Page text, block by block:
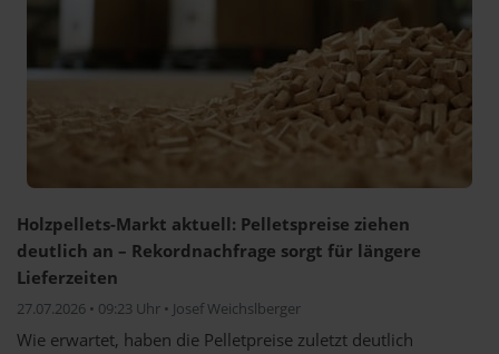
Holzpellets-Markt aktuell: Pelletspreise ziehen
deutlich an – Rekordnachfrage sorgt für längere
Lieferzeiten
27.07.2026 • 09:23 Uhr • Josef Weichslberger
Wie erwartet, haben die Pelletpreise zuletzt deutlich